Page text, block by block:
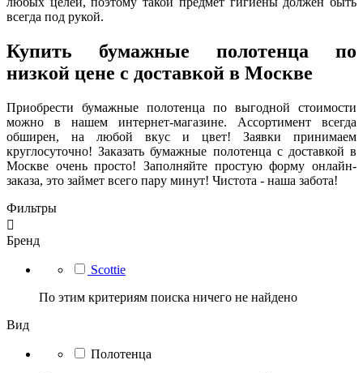
всегда под рукой.
Купить бумажные полотенца по
низкой цене с доставкой в Москве
Приобрести бумажные полотенца по выгодной стоимости
можно в нашем интернет-магазине. Ассортимент всегда
обширен, на любой вкус и цвет! Заявки принимаем
круглосуточно! Заказать бумажные полотенца с доставкой в
Москве очень просто! Заполняйте простую форму онлайн-
заказа, это займет всего пару минут! Чистота - наша забота!
Фильтры

Бренд
Scottie
По этим критериям поиска ничего не найдено
Вид
Полотенца